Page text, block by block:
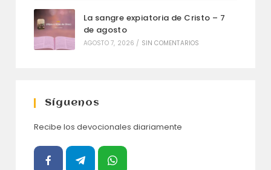
La sangre expiatoria de Cristo – 7
de agosto
AGOSTO 7, 2026 / SIN COMENTARIOS
Síguenos
Recibe los devocionales diariamente